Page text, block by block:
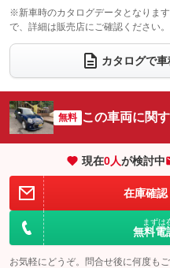
：装備なし
ウォークスルー
：装備なし
電動リアゲート
：装備なし
サイドカメラ
：装備なし
：装備なし
※新車時のカタログデータとなりま
で、詳細は販売店にご確認ください。
カタログで
無料 この車両に関
現在0人が検討中
在庫確
まずは
無料電
お気軽にどうぞ。問合せ後に何度も